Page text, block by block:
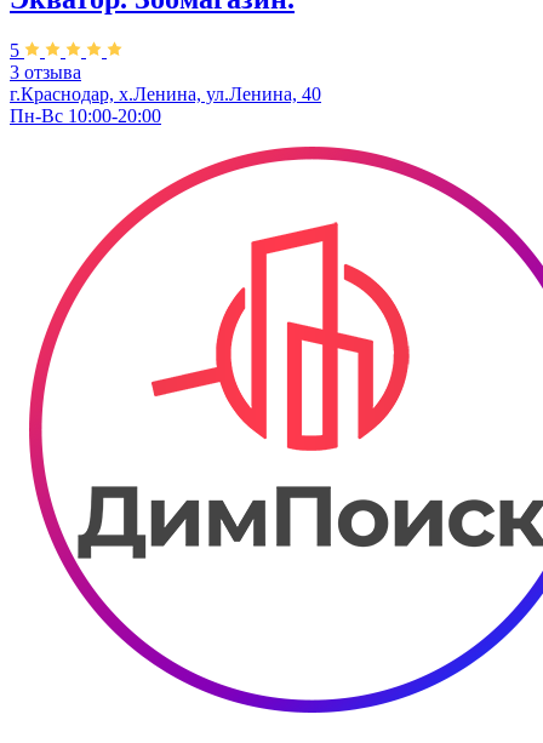
5
3 отзыва
г.Краснодар, х.Ленина, ул.Ленина, 40
Пн-Вс 10:00-20:00